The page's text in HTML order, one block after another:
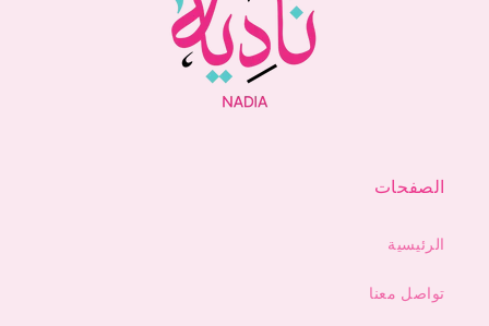
الصفحات
الرئيسية
تواصل معنا